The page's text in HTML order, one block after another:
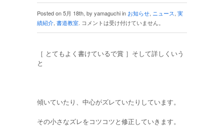
Posted on 5月 18th, by yamaguchi in お知らせ, ニュース, 実
績紹介, 書道教室. コメントは受け付けていません。
［ とてもよく書けているで賞 ］そして詳しくいう
と
傾いていたり、中心がズレていたりしています。
その小さなズレをコツコツと修正していきます。